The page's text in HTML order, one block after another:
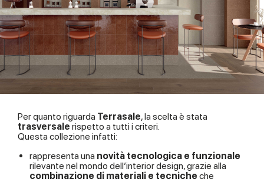
Per quanto riguarda Terrasale, la scelta è stata
trasversale rispetto a tutti i criteri.
Questa collezione infatti:
rappresenta una novità tecnologica e funzionale
rilevante nel mondo dell’interior design, grazie alla
combinazione di materiali e tecniche che